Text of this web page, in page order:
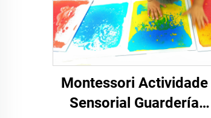
Montessori Actividade
Sensorial Guardería